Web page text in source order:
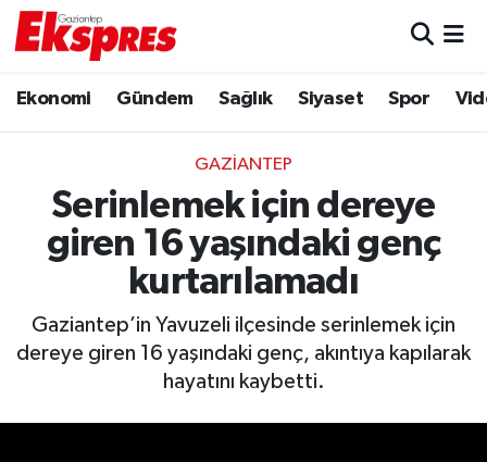
Ekonomi Gündem Sağlık Siyaset Spor
GAZIANTEP
Serinlemek için dereye
giren 16 yaşındaki genç
kurtarılamadı
Gaziantep’in Yavuzeli ilçesinde serinlemek için
dereye giren 16 yaşındaki genç, akıntıya kapılarak
hayatını kaybetti.
Ekonomi
Gaziantep son dakika
Genel
Haberler
Trafik Durumu
Puan Durumu ve Fikstür
Tüm Manşetler
Haber Arşivi